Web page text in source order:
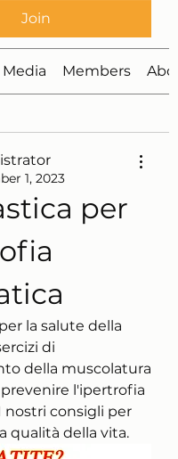
Join
Media Members
1, 2023
per
la salute della
di
della muscolatura
l'ipertrofia
nostri consigli per
qualità della vita.